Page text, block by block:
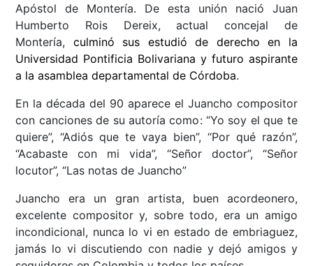
Apóstol de Montería. De esta unión nació Juan
Humberto Rois Dereix, actual concejal de
Montería, culminó sus estudió de derecho en la
Universidad Pontificia Bolivariana y futuro aspirante
a la asamblea departamental de Córdoba.
En la década del 90 aparece el Juancho compositor
con canciones de su autoría como: “Yo soy el que te
quiere”, “Adiós que te vaya bien”, “Por qué razón”,
“Acabaste con mi vida”, “Señor doctor”, “Señor
locutor”, “Las notas de Juancho”
Juancho era un gran artista, buen acordeonero,
excelente compositor y, sobre todo, era un amigo
incondicional, nunca lo vi en estado de embriaguez,
jamás lo vi discutiendo con nadie y dejó amigos y